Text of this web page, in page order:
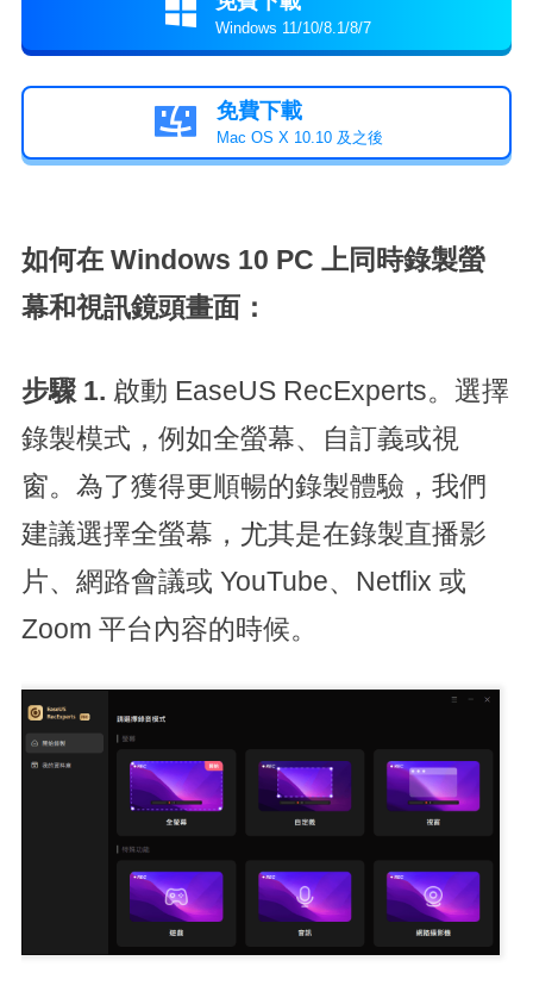
 Windows 11/10/8.1/8/7
 免費下載
Mac OS X 10.10 及之後
如何在 Windows 10 PC 上同時錄製螢
幕和視訊鏡頭畫面：
步驟 1. 啟動 EaseUS RecExperts。選擇
錄製模式，例如全螢幕、自訂義或視
窗。為了獲得更順暢的錄製體驗，我們
建議選擇全螢幕，尤其是在錄製直播影
片、網路會議或 YouTube、Netflix 或
Zoom 平台內容的時候。